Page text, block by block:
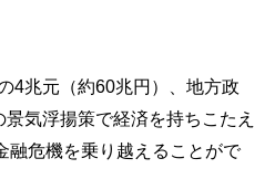
4兆元（約60兆円）、地方政
気浮揚策で経済を持ちこたえ
融危機を乗り越えることがで